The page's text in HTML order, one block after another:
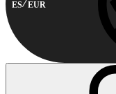
ES EUR